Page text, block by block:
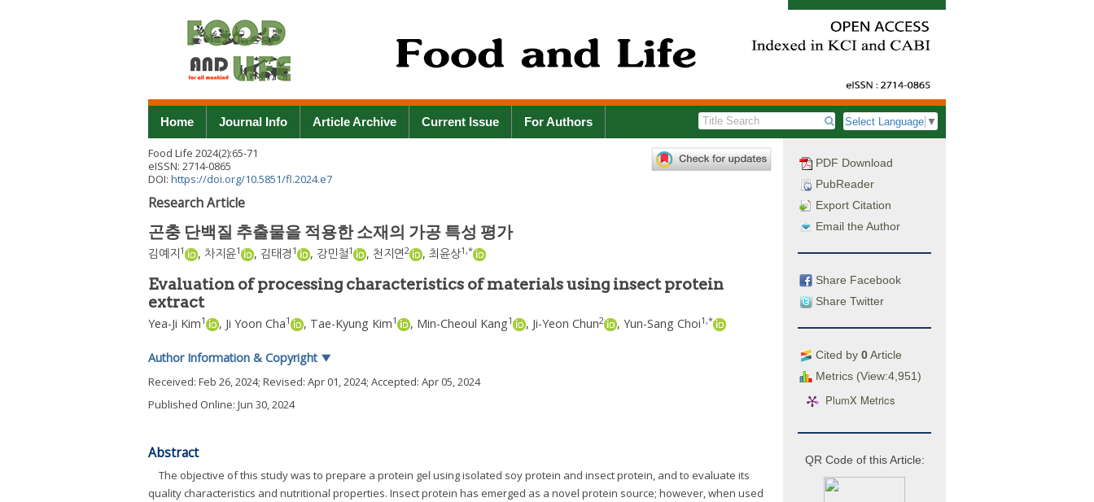
Home Journal Info Article Archive Current Issue For Authors Select Language ▼
PDF Download
PubReader
Export Citation
Email the Author
Share Facebook
Share Twitter
Cited by 0Article
Metrics (View:4,951)
PlumX Metrics
QR Code of this Article:
Food Life 2024(2):65-71
eISSN: 2714-0865
DOI: https://doi.org/10.5851/fl.2024.e7
Research Article
곤충 단백질 추출물을 적용한 소재의 가공 특성 평가
김예지1 , 차지윤1 , 김태경 1 , 강민철1 , 천지연2 , 최윤상1 ,*
Evaluation of processing characteristics of materials using insect protein
extract
Yea-Ji Kim1 , Ji Yoon Cha1 , Tae-Kyung Kim1 , Min-Cheoul Kang1 , Ji-Yeon Chun2 , Yun-Sang Choi1 ,*
Author Information & Copyright ▼
Received: Feb 26, 2024; Revised: Apr 01, 2024; Accepted: Apr 05, 2024
Published Online: Jun 30, 2024
Abstract
The objective of this study was to prepare a protein gel using isolated soy protein and insect protein, and to evaluate its
quality characteristics and nutritional properties. Insect protein has emerged as a novel protein source; however, when used